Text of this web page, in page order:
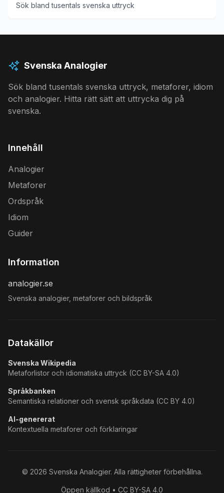
Sök bland tusentals svenska uttryck
Svenska Analogier
Sök bland tusentals svenska uttryck, metaforer, idiom
och analogier. Hitta rätt sätt att uttrycka dig på
svenska.
Innehåll
Analogier
Metaforer
Ordspråk
Idiom
Guider
Information
analogier.se
Svenska analogier, metaforer och bildspråk
Datakällor
Svenska Wikipedia
Metaforlistor och idiomatiska uttryck (CC BY-SA 4.0)
Språkbanken
Semantiska relationer och svensk språkdata (CC BY 4.0)
AI-genererat
Kontextuella metaforer och förklaringar
© 2026 Svenska Analogier. Alla rättigheter förbehållna.
Öppen källkod • CC BY-SA 4.0